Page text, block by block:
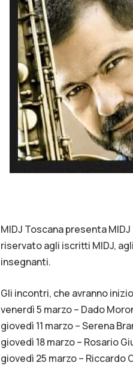
MIDJ Toscana presenta
riservato agli iscritti MIDJ,
insegnanti.
Gli incontri, che avranno
venerdì 5 marzo – Dado
giovedì 11 marzo – Serena
giovedì 18 marzo – Rosario
giovedì 25 marzo – Riccardo